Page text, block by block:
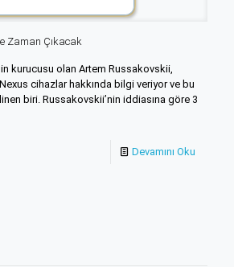
Zaman Çıkacak
kurucusu olan Artem Russakovskii,
cihazlar hakkında bilgi veriyor ve bu
biri. Russakovskii’nin iddiasına göre 3
Devamını Oku